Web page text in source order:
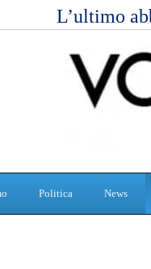
L’ultimo
Politica News